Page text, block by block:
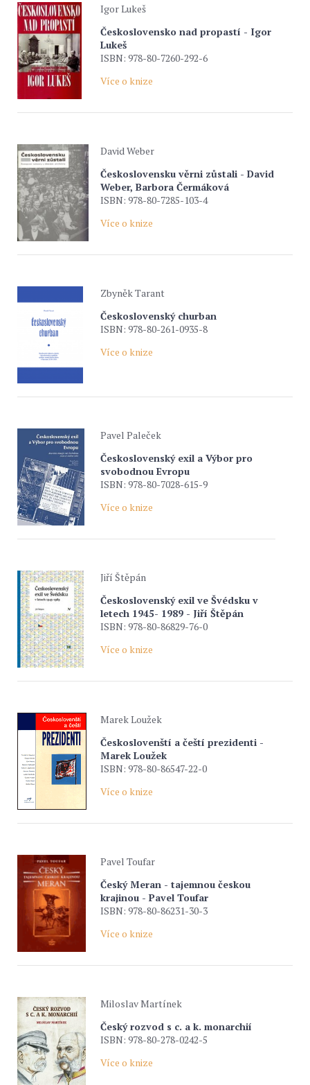
Igor Lukeš
Československo nad propastí - Igor
Lukeš
ISBN: 978-80-7260-292-6
Více o knize
David Weber
Československu věrni zůstali - David
Weber, Barbora Čermáková
ISBN: 978-80-7285-103-4
Více o knize
Zbyněk Tarant
Československý churban
ISBN: 978-80-261-0935-8
Více o knize
Pavel Paleček
Československý exil a Výbor pro
svobodnou Evropu
ISBN: 978-80-7028-615-9
Více o knize
Jiří Štěpán
Československý exil ve Švédsku v
letech 1945- 1989 - Jiří Štěpán
ISBN: 978-80-86829-76-0
Více o knize
Marek Loužek
Českoslovenští a čeští prezidenti -
Marek Loužek
ISBN: 978-80-86547-22-0
Více o knize
Pavel Toufar
Český Meran - tajemnou českou
krajinou - Pavel Toufar
ISBN: 978-80-86231-30-3
Více o knize
Miloslav Martínek
Český rozvod s c. a k. monarchií
ISBN: 978-80-278-0242-5
Více o knize